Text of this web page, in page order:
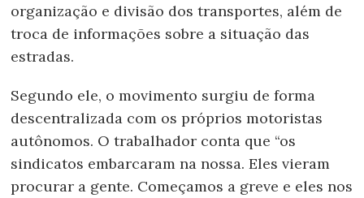
organização e divisão dos transportes, além de
troca de informações sobre a situação das
estradas.
Segundo ele, o movimento surgiu de forma
descentralizada com os próprios motoristas
autônomos. O trabalhador conta que “os
sindicatos embarcaram na nossa. Eles vieram
procurar a gente. Começamos a greve e eles nos